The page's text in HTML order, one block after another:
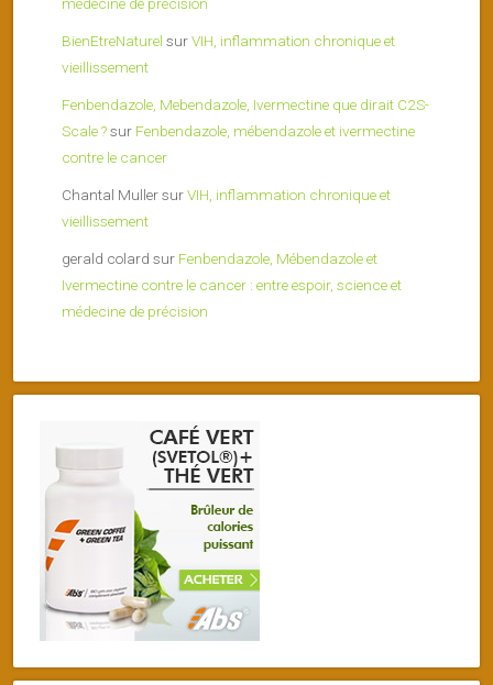
médecine de précision
BienEtreNaturel surVIH, inflammation chronique et
vieillissement
Fenbendazole, Mebendazole, Ivermectine que dirait C2S-
Scale ?sur Fenbendazole, mébendazole et ivermectine
contre le cancer
Chantal MullersurVIH, inflammation chronique et
vieillissement
gerald colard sur Fenbendazole, Mébendazole et
Ivermectine contre le cancer : entre espoir, science et
médecine de précision